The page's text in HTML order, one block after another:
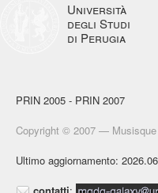
Università
degli Studi
di Perugia
PRIN 2005 - PRIN 2007
Copyright © 2007 —
Ultimo aggiornamento: